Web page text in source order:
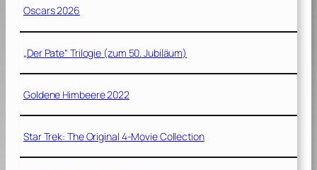
Oscars 2026
„Der Pate“ Trilogie (zum 50. Jubiläum)
Goldene Himbeere 2022
Star Trek: The Original 4-Movie Collection